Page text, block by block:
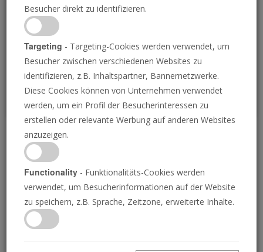
P
Abgeschlachtete Babys
im Dritten Weltkrieg
27.10.2023 • 23 Minuten
Bei den entsetzlichen Angriffen der Hamas auf
Israel wurden wahllos Babys abgeschlachtet.
Besucher direkt zu identifizieren.
Targeting - Targeting-Cookies werden verwendet, um
Besucher zwischen verschiedenen Websites zu
identifizieren, z.B. Inhaltspartner, Bannernetzwerke.
Diese Cookies können von Unternehmen verwendet
werden, um ein Profil der Besucherinteressen zu
erstellen oder relevante Werbung auf anderen Websites
anzuzeigen.
Functionality - Funktionalitäts-Cookies werden
verwendet, um Besucherinformationen auf der Website
zu speichern, z.B. Sprache, Zeitzone, erweiterte Inhalte.